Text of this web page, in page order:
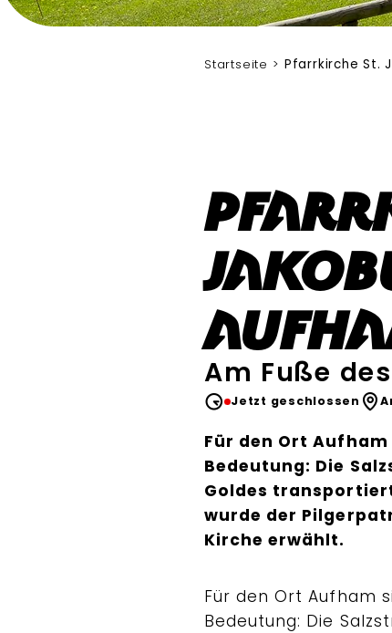
Startseite Pfarrkirche St.
Am Fuße
Jetzt geschlossen
Für den Ort
Bedeutung: Die
Goldes
wurde der
Kirche erwählt.
Für den Ort Aufham
Bedeutung: Die